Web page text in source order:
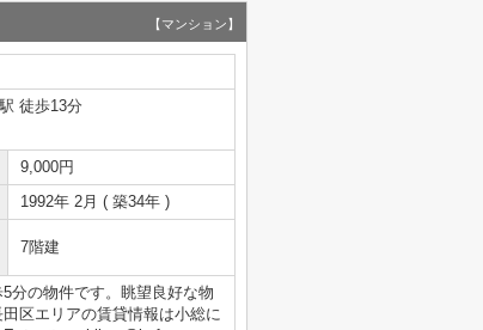
【マンション】
徒歩13分
9,000円
1992年 2月 ( 築34年 )
7階建
分の物件です。眺望良好な物
区エリアの賃貸情報は小総に